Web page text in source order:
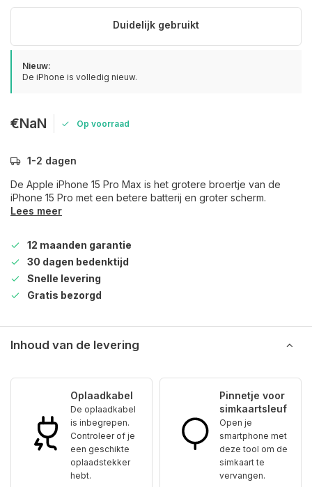
Duidelijk gebruikt
Nieuw:
De iPhone is volledig nieuw.
€NaN Op voorraad
1-2 dagen
De Apple iPhone 15 Pro Max is het grotere broertje van de
iPhone 15 Pro met een betere batterij en groter scherm.
Lees meer
12 maanden garantie
30 dagen bedenktijd
Snelle levering
Gratis bezorgd
Inhoud van de levering
Oplaadkabel
De oplaadkabel
is inbegrepen.
Controleer of je
een geschikte
oplaadstekker
hebt.
Pinnetje voor
simkaartsleuf
Open je
smartphone met
deze tool om de
simkaart te
vervangen.